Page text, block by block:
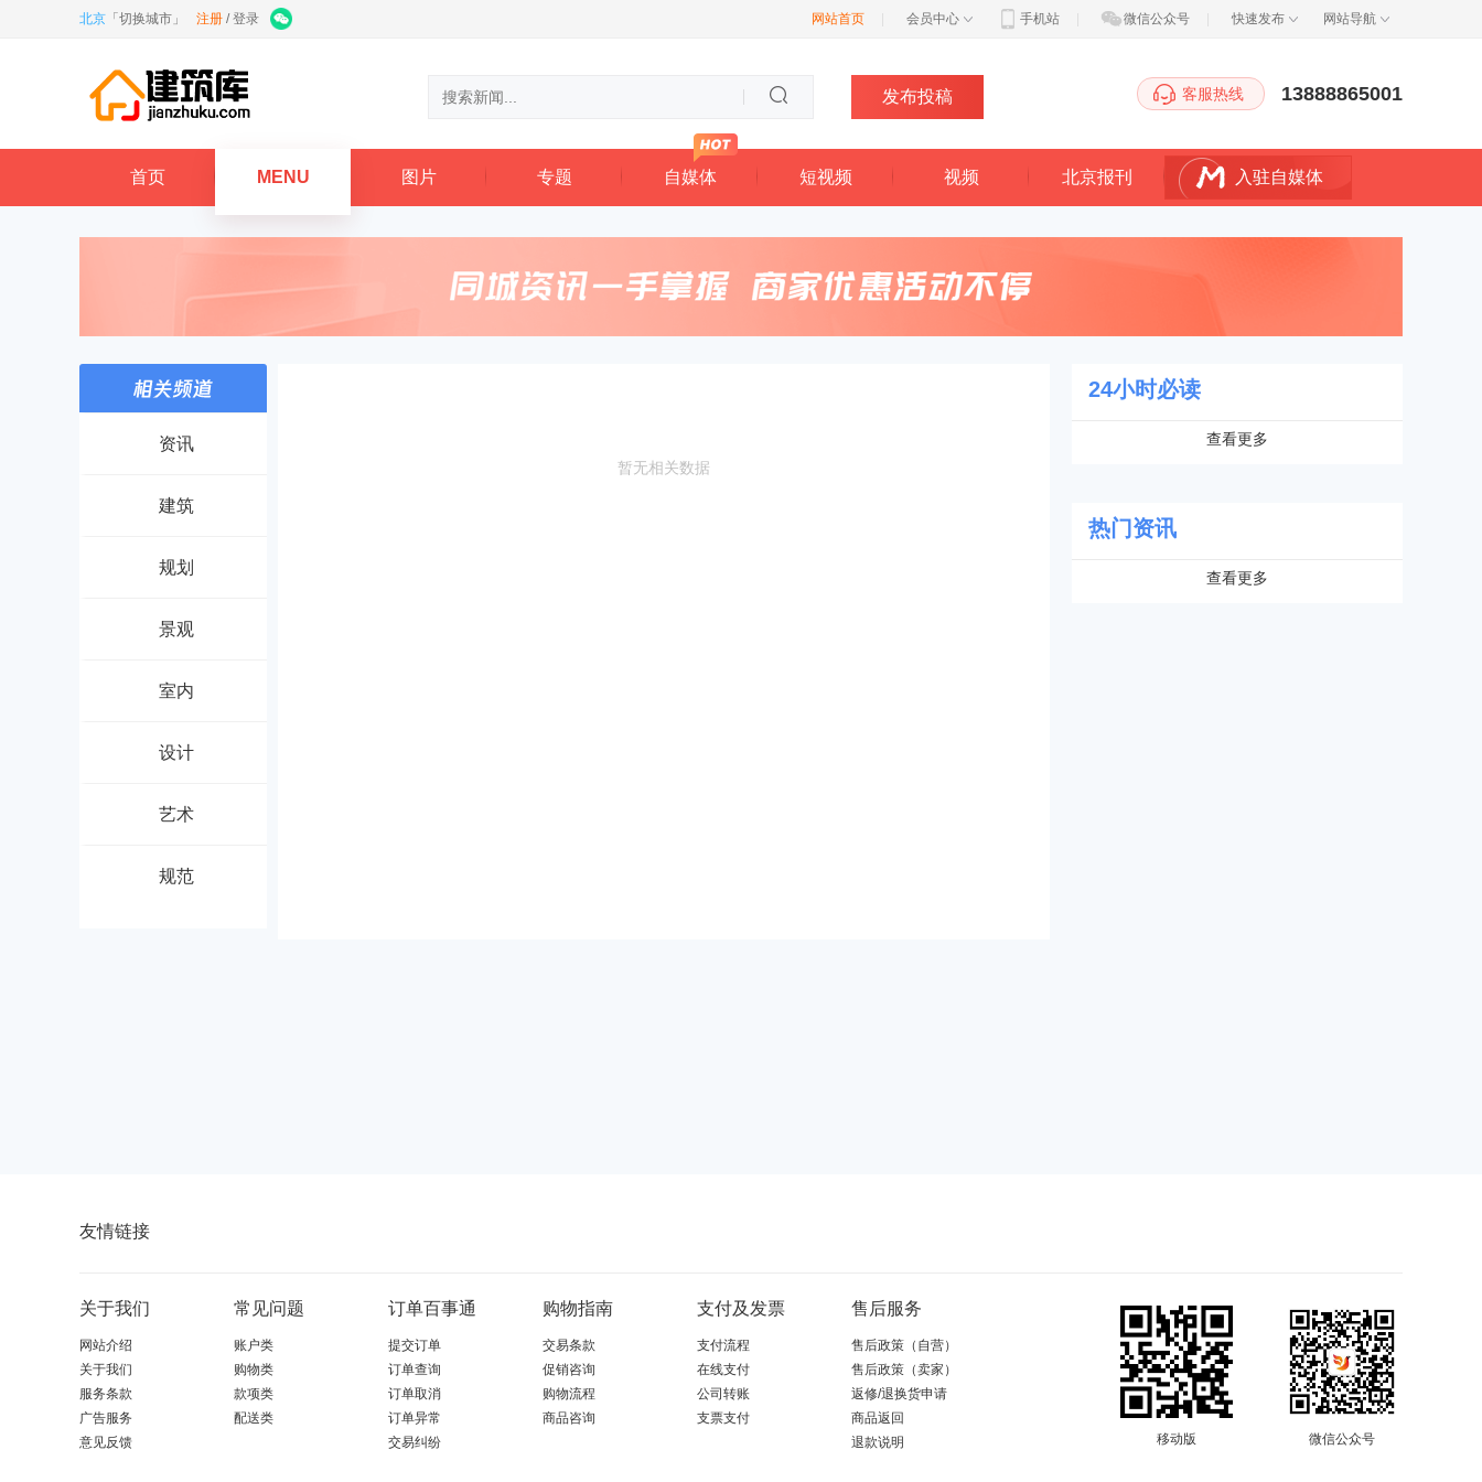
北京 「 切换城市 」 注册 /登录 网站首页 会员中心 手机站 微信公众号 快速发布 网站导航
发布投稿 客服热线 13888865001
首页 MENU 图片 专题 自媒体 短视频 视频 北京报刊 入驻自媒体
资讯
建筑
规划
景观
室内
设计
艺术
规范
暂无相关数据
24小时必读
查看更多
热门资讯
查看更多
友情链接
关于我们
网站介绍
关于我们
服务条款
广告服务
意见反馈
常见问题
账户类
购物类
款项类
配送类
订单百事通
提交订单
订单查询
订单取消
订单异常
交易纠纷
购物指南
交易条款
促销咨询
购物流程
商品咨询
支付及发票
支付流程
在线支付
公司转账
支票支付
售后服务
售后政策（自营）
售后政策（卖家）
返修/退换货申请
商品返回
退款说明
移动版 微信公众号